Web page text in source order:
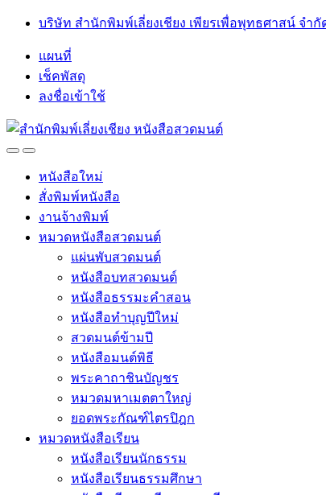
Skip
navigation
Skip
บริษัท สำนักพิมพ์เลี่ยงเชียง เพียรเพื่อพุทธศาสน์ จำกั
แผนที่
เช็คพัสดุ
ลงชื่อเข้าใช้
OpenClose
หนังสือใหม่
สั่งพิมพ์หนังสือ
งานจ้างพิมพ์
หมวดหนังสือสวดมนต์
แผ่นพับสวดมนต์
หนังสือบทสวดมนต์
หนังสือธรรมะคำสอน
หนังสือทำบุญปีใหม่
สวดมนต์ข้ามปี
หนังสือมนต์พิธี
พระคาถาชินบัญชร
หมวดมหาเมตตาใหญ่
ยอดพระกัณฑ์ไตรปิฎก
หมวดหนังสือเรียน
หนังสือเรียนนักธรรม
หนังสือเรียนธรรมศึกษา